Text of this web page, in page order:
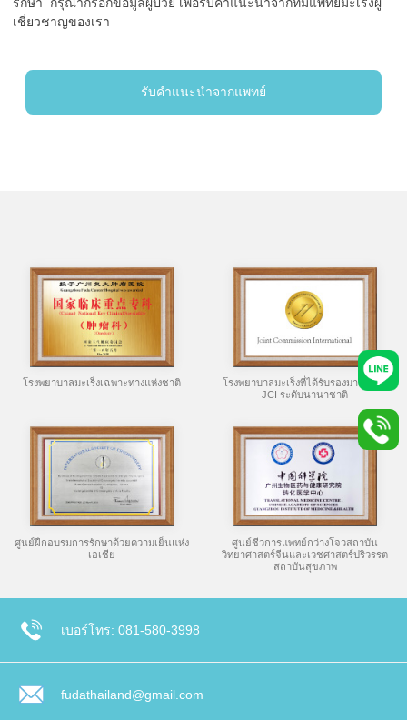
เชี่ยวชาญของเรา
รับคำแนะนำจากแพทย์
โรงพยาบาลมะเร็งเฉพาะทางแห่งชาติ
โรงพยาบาลมะเร็งที่ได้รับรองมาตรฐาน
JCI ระดับนานาชาติ
ศูนย์ฝึกอบรมการรักษาด้วยความเย็นแห่ง
เอเชีย
ศูนย์ชีวการแพทย์กว่างโจวสถาบัน
วิทยาศาสตร์จีนและเวชศาสตร์ปริวรรต
สถาบันสุขภาพ
เบอร์โทร: 081-580-3998
fudathailand@gmail.com